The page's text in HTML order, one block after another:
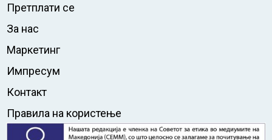
Претплати се
За нас
Маркетинг
Импресум
Контакт
Правила на користење